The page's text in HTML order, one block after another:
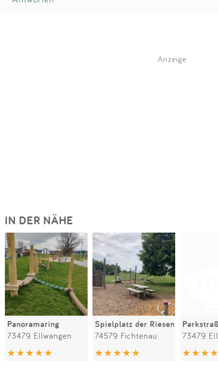
Anzeige
IN DER NÄHE
Panoramaring
73479 Ellwangen
Spielplatz der Riesen
74579 Fichtenau 73479